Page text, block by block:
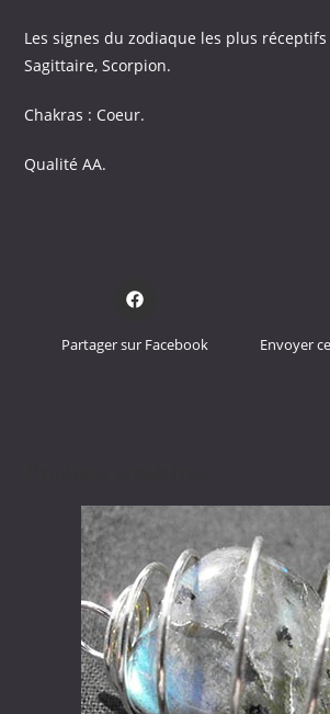
Les signes du zodiaque les plus
Sagittaire, Scorpion.
Chakras : Coeur.
Qualité AA.
Opens
new
Partager sur Facebook Envoyer